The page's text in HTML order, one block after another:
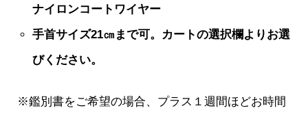
ナイロンコートワイヤー
手首サイズ21㎝まで可。カートの選択欄よりお選
びください。
※鑑別書をご希望の場合、プラス１週間ほどお時間